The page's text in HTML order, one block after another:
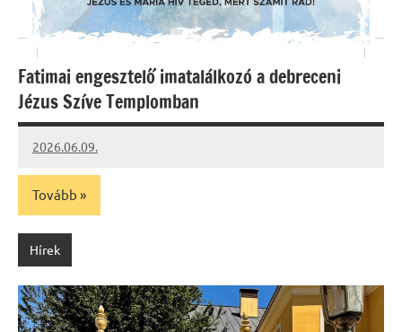
Fatimai engesztelő imatalálkozó a debreceni
Jézus Szíve Templomban
2026.06.09.
Leiszt
Máté
Tovább
Hírek